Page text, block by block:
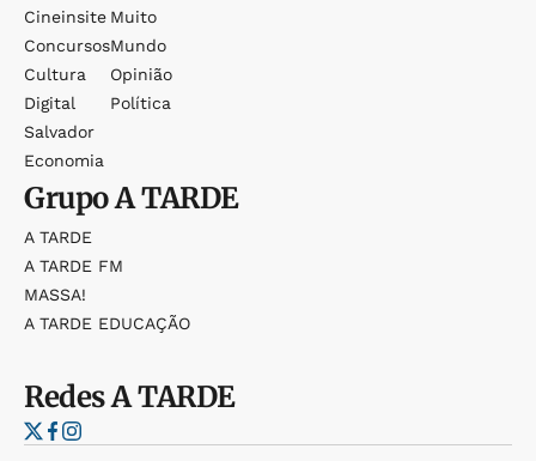
Cineinsite
Concursos
Cultura
Digital
Salvador
Economia
Muito
Mundo
Opinião
Política
GrupoA TARDE
A TARDE
A TARDE FM
MASSA!
A TARDE EDUCAÇÃO
RedesA TARDE